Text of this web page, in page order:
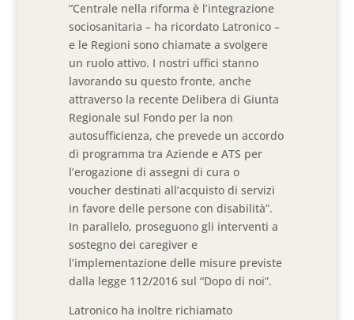
“Centrale nella riforma è l’integrazione
sociosanitaria – ha ricordato Latronico –
e le Regioni sono chiamate a svolgere
un ruolo attivo. I nostri uffici stanno
lavorando su questo fronte, anche
attraverso la recente Delibera di Giunta
Regionale sul Fondo per la non
autosufficienza, che prevede un accordo
di programma tra Aziende e ATS per
l’erogazione di assegni di cura o
voucher destinati all’acquisto di servizi
in favore delle persone con disabilità”.
In parallelo, proseguono gli interventi a
sostegno dei caregiver e
l’implementazione delle misure previste
dalla legge 112/2016 sul “Dopo di noi”.
Latronico ha inoltre richiamato